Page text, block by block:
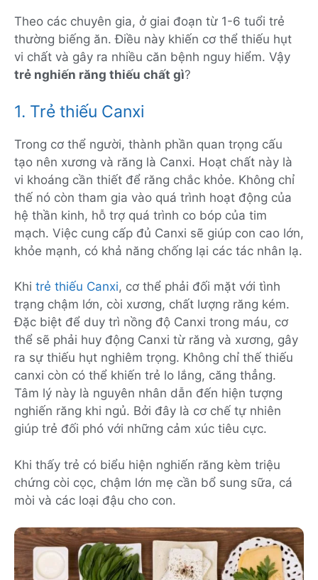
Theo các chuyên gia, ở giai đoạn từ 1-6 tuổi trẻ
thường biếng ăn. Điều này khiến cơ thể thiếu hụt
vi chất và gây ra nhiều căn bệnh nguy hiểm. Vậy
trẻ nghiến răng thiếu chất gì?
1. Trẻ thiếu Canxi
Trong cơ thể người, thành phần quan trọng cấu
tạo nên xương và răng là Canxi. Hoạt chất này là
vi khoáng cần thiết để răng chắc khỏe. Không chỉ
thế nó còn tham gia vào quá trình hoạt động của
hệ thần kinh, hỗ trợ quá trình co bóp của tim
mạch. Việc cung cấp đủ Canxi sẽ giúp con cao lớn,
khỏe mạnh, có khả năng chống lại các tác nhân lạ.
Khi trẻ thiếu Canxi, cơ thể phải đối mặt với tình
trạng chậm lớn, còi xương, chất lượng răng kém.
Đặc biệt để duy trì nồng độ Canxi trong máu, cơ
thể sẽ phải huy động Canxi từ răng và xương, gây
ra sự thiếu hụt nghiêm trọng. Không chỉ thế thiếu
canxi còn có thể khiến trẻ lo lắng, căng thẳng.
Tâm lý này là nguyên nhân dẫn đến hiện tượng
nghiến răng khi ngủ. Bởi đây là cơ chế tự nhiên
giúp trẻ đối phó với những cảm xúc tiêu cực.
Khi thấy trẻ có biểu hiện nghiến răng kèm triệu
chứng còi cọc, chậm lớn mẹ cần bổ sung sữa, cá
mòi và các loại đậu cho con.